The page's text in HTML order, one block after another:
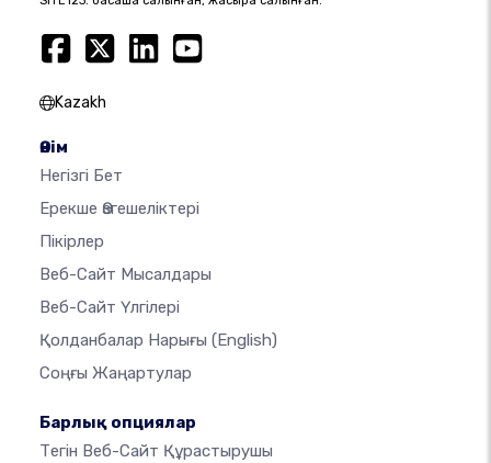
Kazakh
Өнім
Негізгі Бет
Ерекше Өзгешеліктері
Пікірлер
Веб-Сайт Мысалдары
Веб-Сайт Үлгілері
Қолданбалар Нарығы (English)
Соңғы Жаңартулар
Барлық опциялар
Тегін Веб-Сайт Құрастырушы